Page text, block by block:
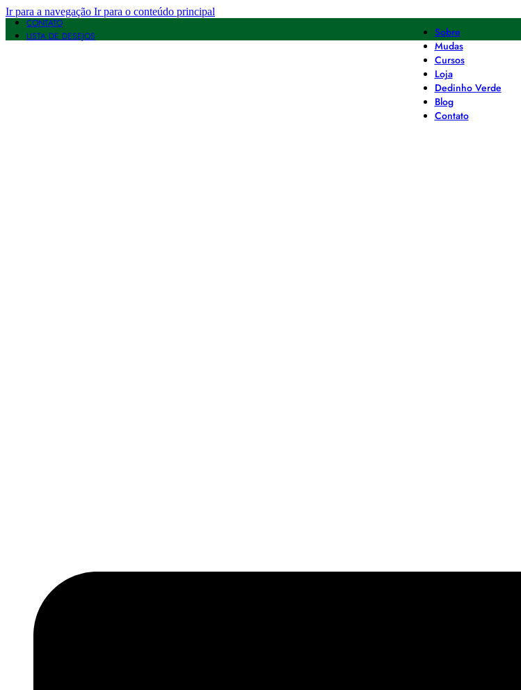
Ir para a navegação Ir para o conteúdo principal
CONTATO
LISTA DE DESEJOS
Sobre
Mudas
Cursos
Loja
Dedinho Verde
Blog
Contato